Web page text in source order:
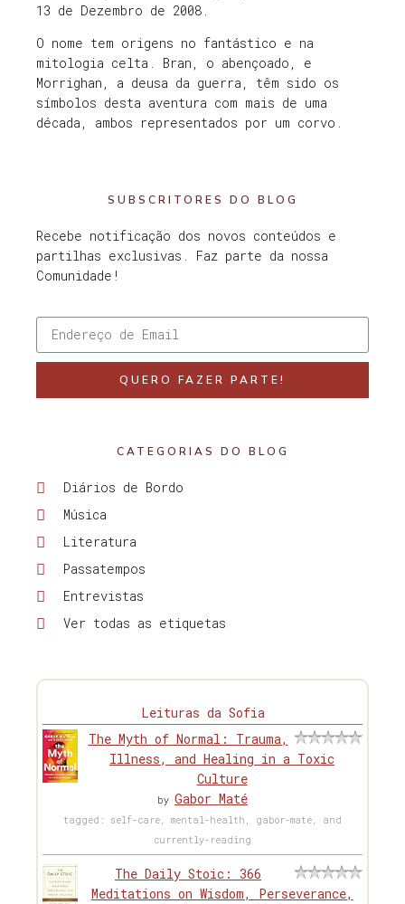
13 de Dezembro de 2008.
O nome tem origens no fantástico e na
mitologia celta. Bran, o abençoado, e
Morrighan, a deusa da guerra, têm sido os
símbolos desta aventura com mais de uma
década, ambos representados por um corvo.
SUBSCRITORES DO BLOG
Recebe notificação dos novos conteúdos e
partilhas exclusivas. Faz parte da nossa
Comunidade!
QUERO FAZER PARTE!
CATEGORIAS DO BLOG
Diários de Bordo
Música
Literatura
Passatempos
Entrevistas
Ver todas as etiquetas
Leituras da Sofia
The Myth of Normal: Trauma,
Illness, and Healing in a Toxic
Culture
by Gabor Maté
tagged: self-care, mental-health, gabor-maté, and
currently-reading
The Daily Stoic: 366
Meditations on Wisdom, Perseverance,